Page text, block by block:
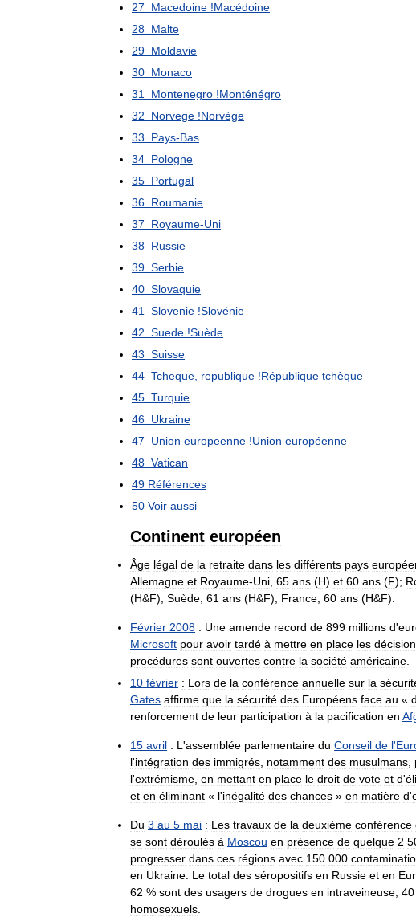
27
Macedoine !Macédoine
28 Malte
29 Moldavie
30 Monaco
31
Montenegro !Monténégro
32
Norvege !Norvège
33
Pays-Bas
34 Pologne
35 Portugal
36 Roumanie
37
Royaume-Uni
38 Russie
39 Serbie
40 Slovaquie
41
Slovenie !Slovénie
42 Suede !Suède
43 Suisse
44 Tcheque republique !République tchèque
45 Turquie
46 Ukraine
47
Union europeenne !Union européenne
48 Vatican
49 Références
50 Voir aussi
Continent européen
Âge légal de la retraite dans les différents pays
Allemagne et Royaume-Uni 65 ans (H) et 60 ans (F);
(H&F); Suède 61 ans (H&F); France 60 ans (H&F).
Février 2008 : Une amende record de 899 millions d'
Microsoft pour avoir tardé à mettre en place les
procédures sont ouvertes contre la société américaine
10 février : Lors de la conférence annuelle sur la
Gates affirme que la sécurité des Européens face au «
renforcement de leur participation à la pacification en
15 avril : L 'assemblée parlementaire du Conseil de l'
l'intégration des immigrés notamment des musulmans
l'extrémisme en mettant en place le droit de vote et d'
et en éliminant « l'inégalité des chances » en matière d'
Du 3 au 5 mai : Les travaux de la deuxième conférence
se sont déroulés à Moscou en présence de quelque 2
progresser dans ces régions avec 150 000
en Ukraine Le total des séropositifs en Russie et en
62 % sont des usagers de drogues en intraveineuse 40
homosexuels